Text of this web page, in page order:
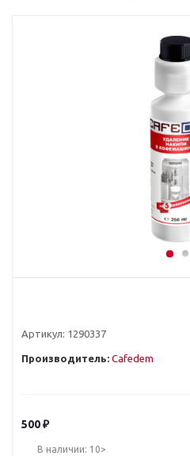
Артикул: 1290337
Производитель: Cafedem
500₽
В наличии: 10>